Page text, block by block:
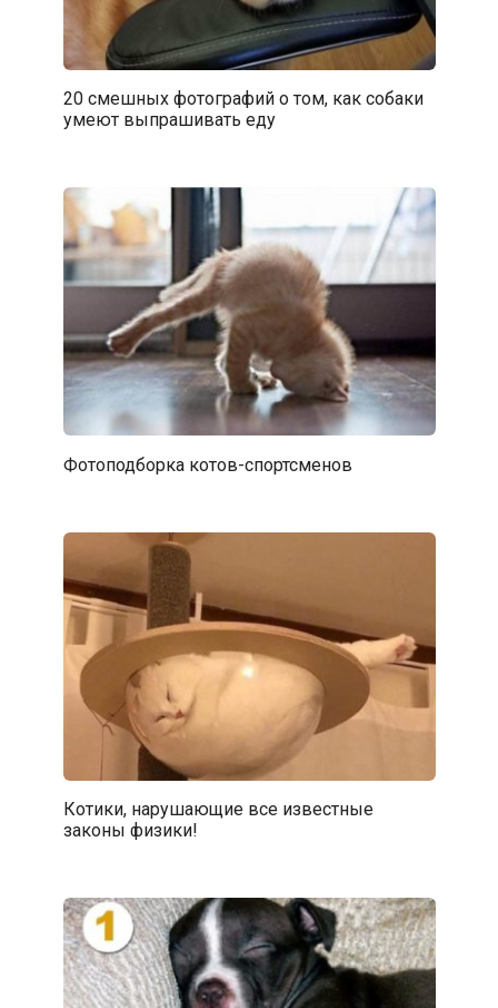
20 смешных фотографий о том, как собаки
умеют выпрашивать еду
Фотоподборка котов-спортсменов
Котики, нарушающие все известные
законы физики!